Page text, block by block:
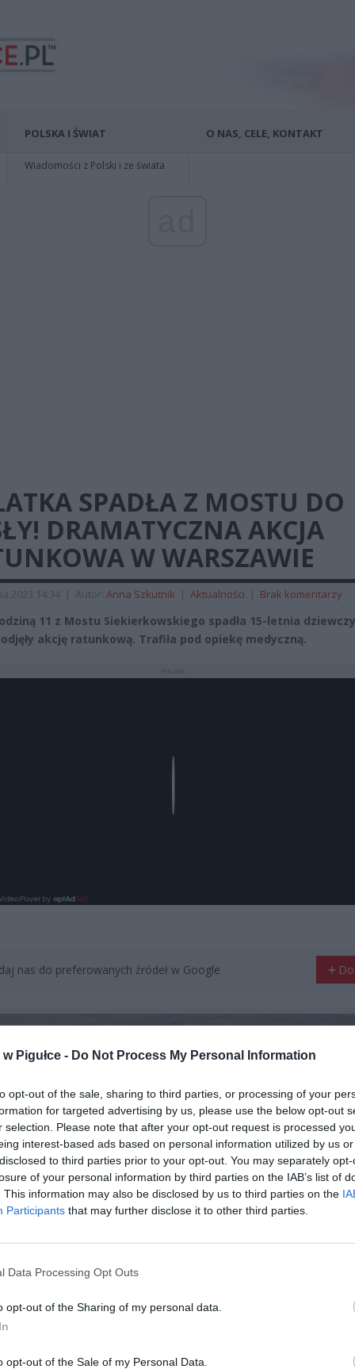
Pigułce - Do Not Process My Personal Information
opt-out of the sale, sharing to third parties, or processing of your
for targeted advertising by us, please use the below opt-out
selection. Please note that after your opt-out request is processed
interest-based ads based on personal information utilized by us
to third parties prior to your opt-out. You may separately
of your personal information by third parties on the IAB’s list of
This information may also be disclosed by us to third parties on the
Participants that may further disclose it to other third parties.
Data Processing Opt Outs
opt-out of the Sharing of my personal data.
opt-out of the Sale of my Personal Data.
POLSKA I ŚWIAT
Wiadomości z Polski i ze świata
O NAS, CELE, KONTAKT
SPADŁA Z MOSTU DO
DRAMATYCZNA AKCJA
W WARSZAWIE
2023 14:34 | Autor: Anna Szkutnik | Aktualności | Brak komentarzy
11 z Mostu Siekierkowskiego spadła 15-letnia
akcję ratunkową. Trafiła pod opiekę medyczną.
nas do preferowanych źródeł w Google